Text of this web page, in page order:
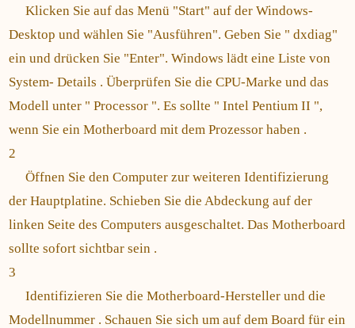
Klicken Sie auf das Menü "Start" auf der Windows-
Desktop und wählen Sie "Ausführen". Geben Sie " dxdiag"
ein und drücken Sie "Enter". Windows lädt eine Liste von
System- Details . Überprüfen Sie die CPU-Marke und das
Modell unter " Processor ". Es sollte " Intel Pentium II ",
wenn Sie ein Motherboard mit dem Prozessor haben .
2
Öffnen Sie den Computer zur weiteren Identifizierung
der Hauptplatine. Schieben Sie die Abdeckung auf der
linken Seite des Computers ausgeschaltet. Das Motherboard
sollte sofort sichtbar sein .
3
Identifizieren Sie die Motherboard-Hersteller und die
Modellnummer . Schauen Sie sich um auf dem Board für ein